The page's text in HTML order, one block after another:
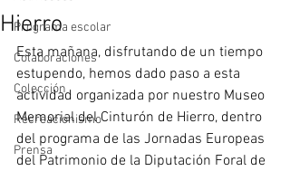
Programa escolar
Colaboraciones
Colección
Recreacionismo
Prensa
Hierro
Esta mañana, disfrutando de un tiempo
estupendo, hemos dado paso a esta
actividad organizada por nuestro Museo
Memorial del Cinturón de Hierro, dentro
del programa de las Jornadas Europeas
del Patrimonio de la Diputación Foral de